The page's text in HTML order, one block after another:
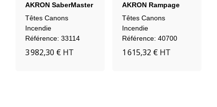
AKRON SaberMaster
1578 (avec Moteur)
Têtes Canons
Incendie
Référence: 33114
3 982,30 € HT
AKRON Rampage
4461 BRONZE
(agrément FM)
Têtes Canons
Incendie
Référence: 40700
1 615,32 € HT